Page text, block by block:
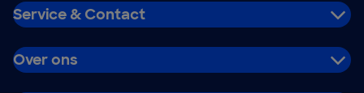
Service & Contact
Over ons